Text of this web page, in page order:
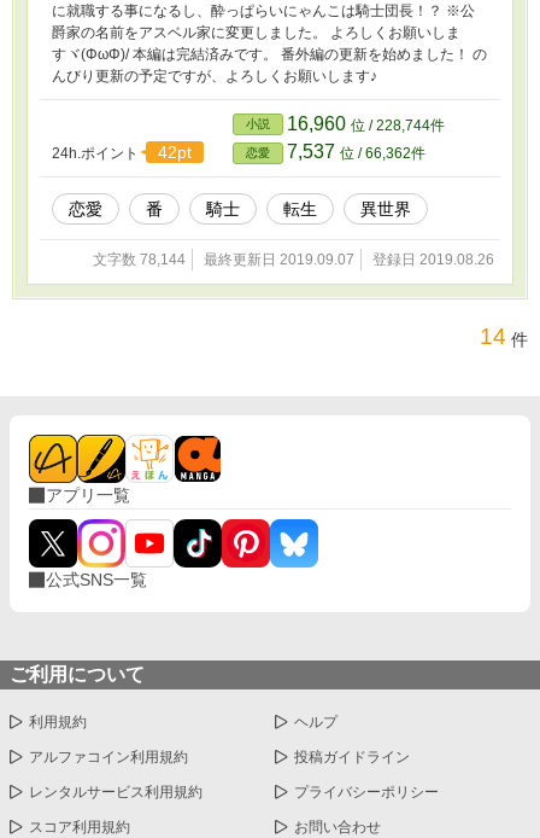
に就職する事になるし、酔っぱらいにゃんこは騎士団長！？ ※公
爵家の名前をアスベル家に変更しました。 よろしくお願いしま
すヾ(ΦωΦ)/ 本編は完結済みです。 番外編の更新を始めました！ の
んびり更新の予定ですが、よろしくお願いします♪
24h.ポイント 42pt
小説 16,960 位 / 228,744件
恋愛 7,537 位 / 66,362件
恋愛 番 騎士 転生 異世界
文字数 78,144 最終更新日 2019.09.07 登録日 2019.08.26
14 件
アプリ一覧
公式SNS一覧
ご利用について
利用規約 ヘルプ
アルファコイン利用規約 投稿ガイドライン
レンタルサービス利用規約 プライバシーポリシー
スコア利用規約 お問い合わせ